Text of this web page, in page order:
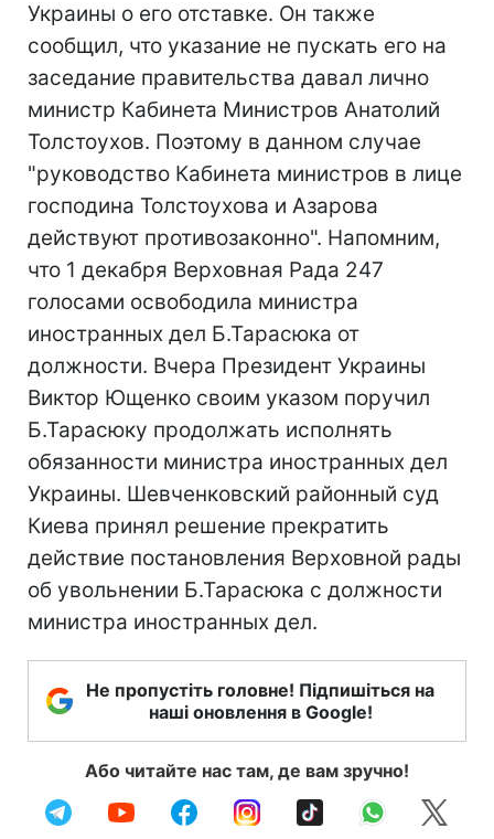
Украины о его отставке. Он также
сообщил, что указание не пускать его на
заседание правительства давал лично
министр Кабинета Министров Анатолий
Толстоухов. Поэтому в данном случае
"руководство Кабинета министров в лице
господина Толстоухова и Азарова
действуют противозаконно". Напомним,
что 1 декабря Верховная Рада 247
голосами освободила министра
иностранных дел Б.Тарасюка от
должности. Вчера Президент Украины
Виктор Ющенко своим указом поручил
Б.Тарасюку продолжать исполнять
обязанности министра иностранных дел
Украины. Шевченковский районный суд
Киева принял решение прекратить
действие постановления Верховной рады
об увольнении Б.Тарасюка с должности
министра иностранных дел.
Не пропустіть головне! Підпишіться на
наші оновлення в Google!
Або читайте нас там, де вам зручно!